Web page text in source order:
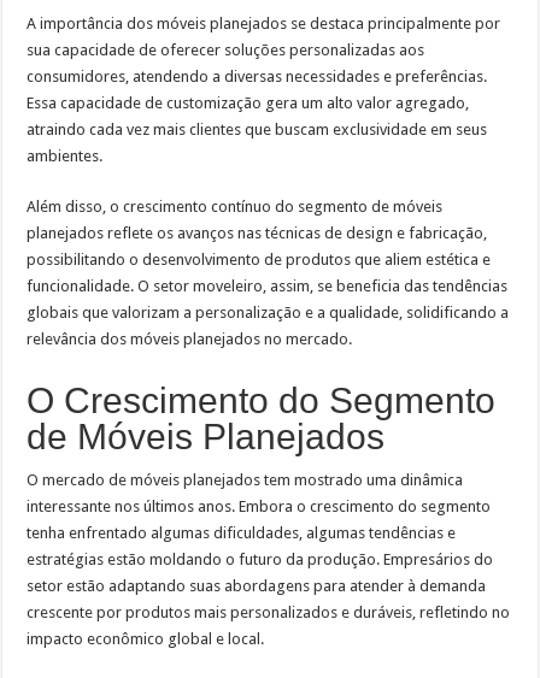
A importância dos móveis planejados se destaca principalmente por
sua capacidade de oferecer soluções personalizadas aos
consumidores, atendendo a diversas necessidades e preferências.
Essa capacidade de customização gera um alto valor agregado,
atraindo cada vez mais clientes que buscam exclusividade em seus
ambientes.
Além disso, o crescimento contínuo do segmento de móveis
planejados reflete os avanços nas técnicas de design e fabricação,
possibilitando o desenvolvimento de produtos que aliem estética e
funcionalidade. O setor moveleiro, assim, se beneficia das tendências
globais que valorizam a personalização e a qualidade, solidificando a
relevância dos móveis planejados no mercado.
O Crescimento do Segmento
de Móveis Planejados
O mercado de móveis planejados tem mostrado uma dinâmica
interessante nos últimos anos. Embora o crescimento do segmento
tenha enfrentado algumas dificuldades, algumas tendências e
estratégias estão moldando o futuro da produção. Empresários do
setor estão adaptando suas abordagens para atender à demanda
crescente por produtos mais personalizados e duráveis, refletindo no
impacto econômico global e local.